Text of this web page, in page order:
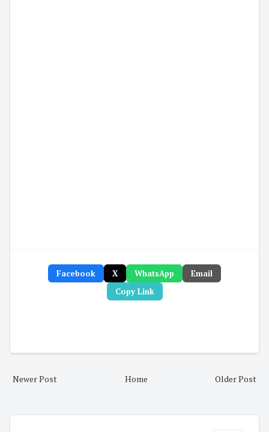
Facebook X WhatsApp
Email
Copy Link
Newer Post Older Post
Home